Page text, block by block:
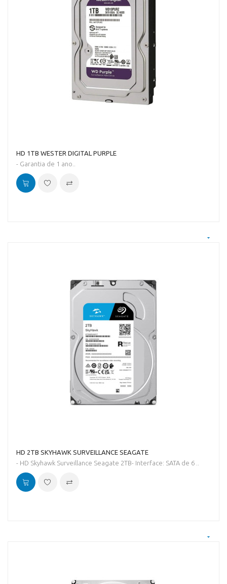
HD 1TB WESTER DIGITAL PURPLE
- Garantia de 1 ano..
HD 2TB SKYHAWK SURVEILLANCE SEAGATE
- HD Skyhawk Surveillance Seagate 2TB- Interface: SATA de 6 ..